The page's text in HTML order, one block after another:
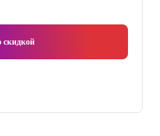
скидкой